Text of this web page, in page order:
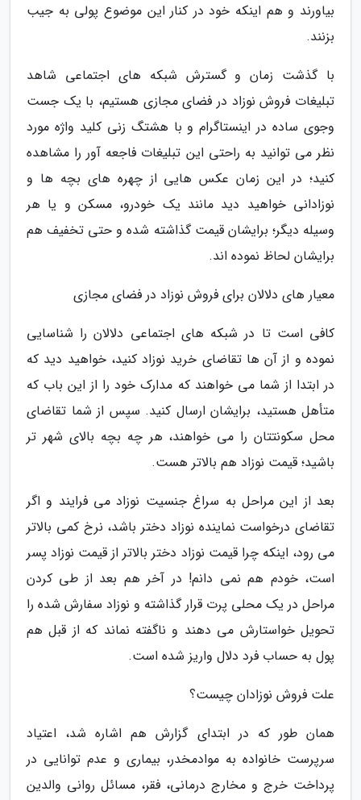
بیاورند و هم اینکه خود در کنار این موضوع پولی به جیب
بزنند.
با گذشت زمان و گسترش شبکه های اجتماعی شاهد
تبلیغات فروش نوزاد در فضای مجازی هستیم، با یک جست
وجوی ساده در اینستاگرام و با هشتگ زنی کلید واژه مورد
نظر می توانید به راحتی این تبلیغات فاجعه آور را مشاهده
کنید؛ در این زمان عکس هایی از چهره های بچه ها و
نوزادانی خواهید دید مانند یک خودرو، مسکن و یا هر
وسیله دیگر؛ برایشان قیمت گذاشته شده و حتی تخفیف هم
برایشان لحاظ نموده اند.
معیار های دلالان برای فروش نوزاد در فضای مجازی
کافی است تا در شبکه های اجتماعی دلالان را شناسایی
نموده و از آن ها تقاضای خرید نوزاد کنید، خواهید دید که
در ابتدا از شما می خواهند که مدارک خود را از این باب که
متأهل هستید، برایشان ارسال کنید. سپس از شما تقاضای
محل سکونتتان را می خواهند، هر چه بچه بالای شهر تر
باشید؛ قیمت نوزاد هم بالاتر هست.
بعد از این مراحل به سراغ جنسیت نوزاد می فرایند و اگر
تقاضای درخواست نماینده نوزاد دختر باشد، نرخ کمی بالاتر
می رود، اینکه چرا قیمت نوزاد دختر بالاتر از قیمت نوزاد پسر
است، خودم هم نمی دانم! در آخر هم بعد از طی کردن
مراحل در یک محلی پرت قرار گذاشته و نوزاد سفارش شده را
تحویل خواستارش می دهند و ناگفته نماند که از قبل هم
پول به حساب فرد دلال واریز شده است.
علت فروش نوزادان چیست؟
همان طور که در ابتدای گزارش هم اشاره شد، اعتیاد
سرپرست خانواده به موادمخدر، بیماری و عدم توانایی در
پرداخت خرج و مخارج درمانی، فقر، مسائل روانی والدین